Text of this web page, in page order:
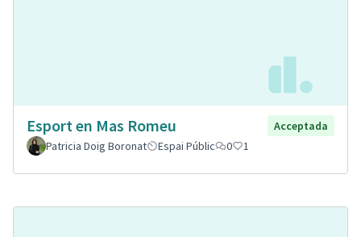
Esport en Mas Romeu
Acceptada
Patricia Doig Boronat
Espai Públic 0 1